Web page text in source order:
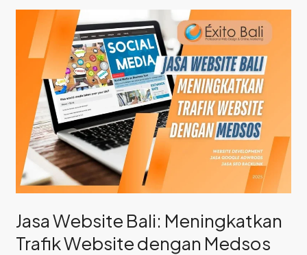
Jasa Website Bali: Meningkatkan
Trafik Website dengan Medsos
Website
Bali:
Meningkatkan
Trafik
Website
dengan
Medsos